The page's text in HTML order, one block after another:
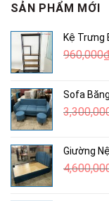
SẢN PHẨM MỚI
Kệ Trưng
960,000₫
Sofa
Giường